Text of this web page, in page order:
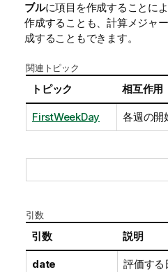
ブルに項目を作成することに
作成することも、計算メジャ
成することもできます。
関連トピック
トピック 相互作用
FirstWeekDay 各週の開
引数
引数 説明
date
評価する